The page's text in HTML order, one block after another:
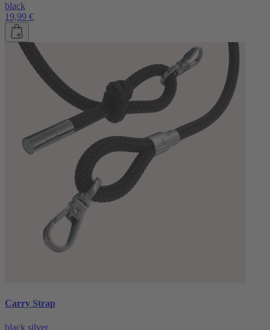
black
19,99 €
Carry Strap
black silver